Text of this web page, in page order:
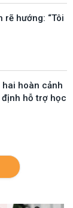
rẽ hướng: “Tôi
hai hoàn cảnh
định hỗ trợ học